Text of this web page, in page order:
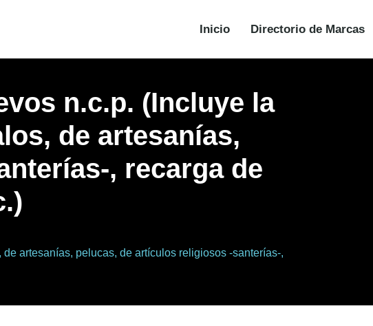
Inicio Directorio de Marcas
n.c.p. (Incluye la
de artesanías,
, recarga de
artesanías, pelucas, de artículos religiosos -santerías-,